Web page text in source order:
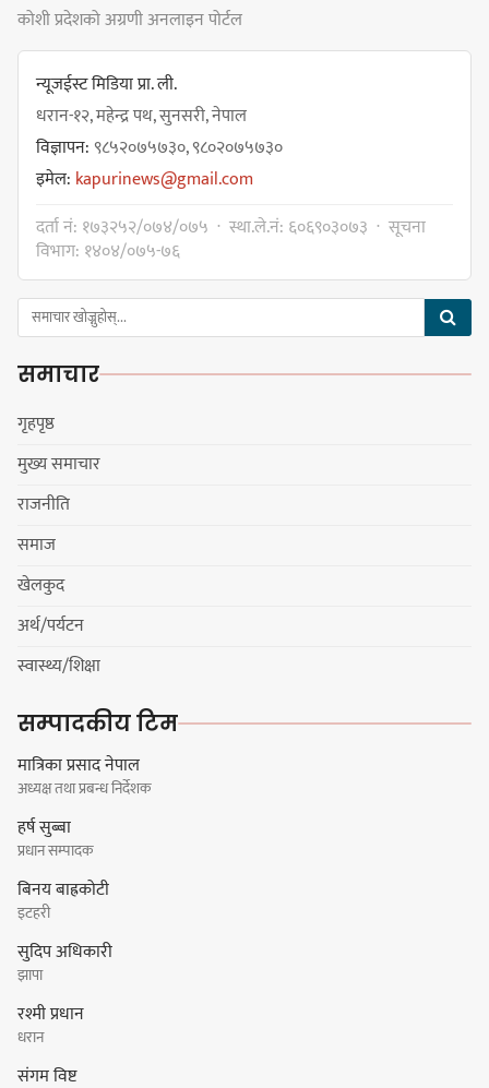
सानिमा रिलायन्स लाइफका अभिकर्ताको
ठमेलमा ‘मार्लो होटेल’ जसले दिन्छ
फाइभस्टारको सुविधा
सङ्कटग्रस्त सहकारी व्यवस्थापनको रकम
सहमति नजुटेको वडाध्यक्ष राईको आरोप
कोशी प्रदेशको अग्रणी अनलाइन पोर्टल
न्यूजईस्ट मिडिया प्रा. ली.
धरान-१२, महेन्द्र पथ, सुनसरी, नेपाल
विज्ञापन:९८५२०७५७३०, ९८०२०७५७३०
इमेल: kapurinews@gmail.com
दर्ता नं: १७३२५२/०७४/०७५ · स्था.ले.नं: ६०६९०३०७३ · सूचना
विभाग: १४०४/०७५-७६
समाचार
गृहपृष्ठ
मुख्य समाचार
राजनीति
समाज
खेलकुद
अर्थ/पर्यटन
स्वास्थ्य/शिक्षा
सम्पादकीय टिम
मात्रिका प्रसाद नेपाल
अध्यक्ष तथा प्रबन्ध निर्देशक
हर्ष सुब्बा
प्रधान सम्पादक
बिनय बाह्रकोटी
इटहरी
सुदिप अधिकारी
झापा
रश्मी प्रधान
धरान
संगम विष्ट